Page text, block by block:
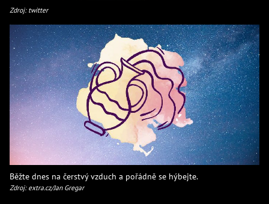
Zdroj: twitter
Běžte dnes na čerstvý vzduch a pořádně se hýbejte.
Zdroj: extra.cz/Jan Gregar